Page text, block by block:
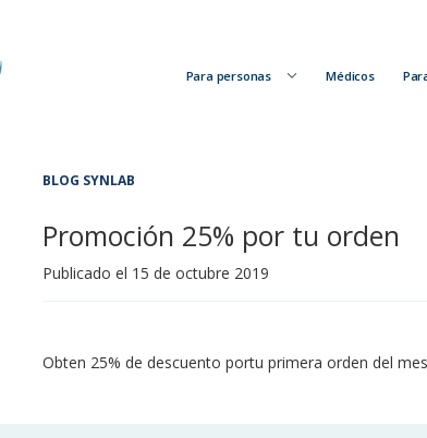
Para personas Médicos
BLOG SYNLAB
Promoción 25% por tu orden
Publicado el 15 de octubre 2019
Obten 25% de descuento portu primera orden del